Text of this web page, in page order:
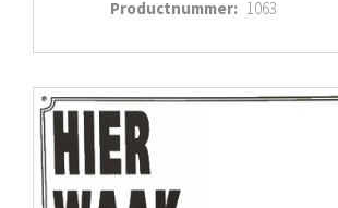
Productnummer: 1063